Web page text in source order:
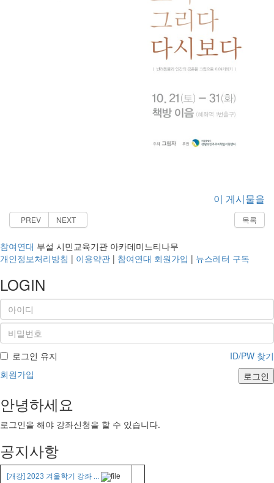
이 게시물을
PREV NEXT 목록
참여연대 부설 시민교육기관 아카데미느티나무
개인정보처리방침 | 이용약관 | 참여연대 회원가입 | 뉴스레터 구독
LOGIN
로그인 유지
ID/PW 찾기
회원가입
로그인
안녕하세요
로그인을 해야 강좌신청을 할 수 있습니다.
공지사항
[개강] 2023 겨울학기 강좌 ...